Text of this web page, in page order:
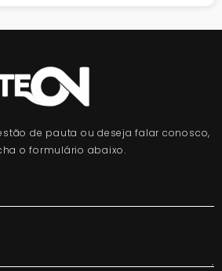
de pauta ou deseja falar conosco,
o formulário abaixo.